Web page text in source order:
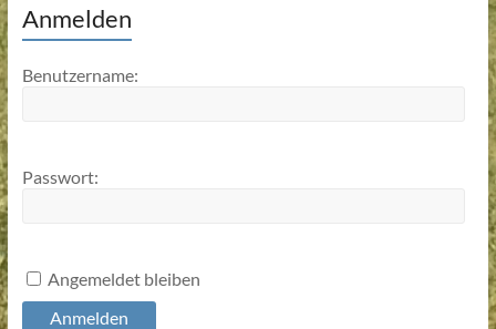
Anmelden
Benutzername:
Passwort:
Angemeldet bleiben
Anmelden